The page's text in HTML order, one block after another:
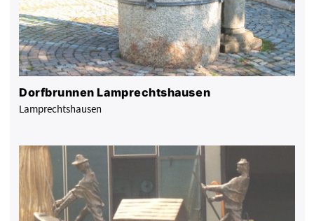
Dorfbrunnen Lamprechtshausen
Lamprechtshausen